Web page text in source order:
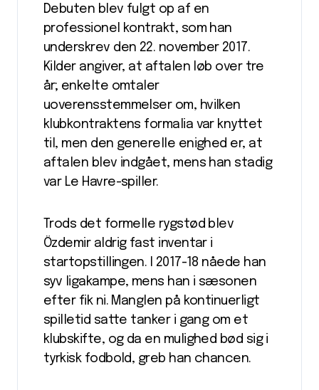
Debuten blev fulgt op af en
professionel kontrakt, som han
underskrev den 22. november 2017.
Kilder angiver, at aftalen løb over tre
år; enkelte omtaler
uoverensstemmelser om, hvilken
klubkontraktens formalia var knyttet
til, men den generelle enighed er, at
aftalen blev indgået, mens han stadig
var Le Havre-spiller.
Trods det formelle rygstød blev
Özdemir aldrig fast inventar i
startopstillingen. I 2017-18 nåede han
syv ligakampe, mens han i sæsonen
efter fik ni. Manglen på kontinuerligt
spilletid satte tanker i gang om et
klubskifte, og da en mulighed bød sig i
tyrkisk fodbold, greb han chancen.